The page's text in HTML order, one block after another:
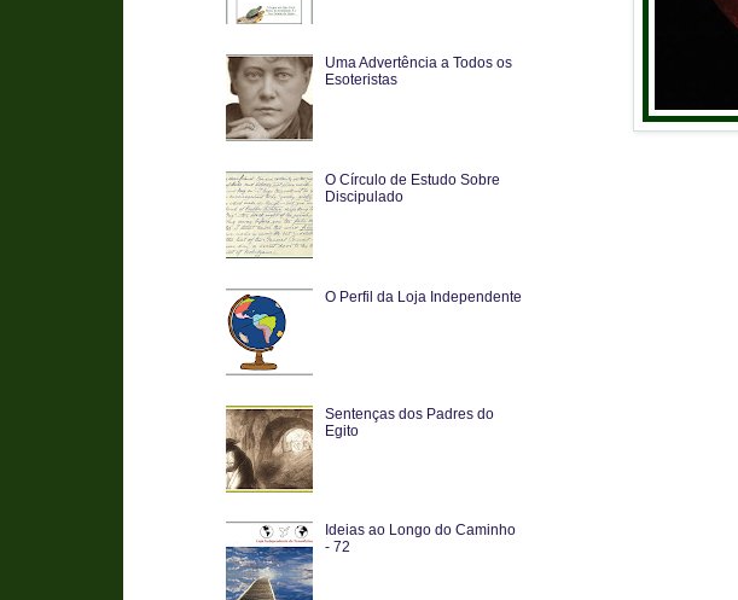
Uma Advertência a Todos os
Esoteristas
O Círculo de Estudo Sobre
Discipulado
O Perfil da Loja Independente
Sentenças dos Padres do
Egito
Ideias ao Longo do Caminho
- 72